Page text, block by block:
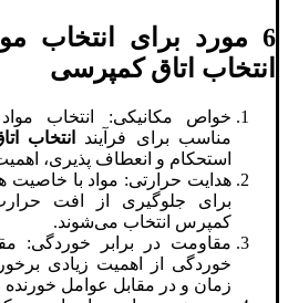
6 مورد برای انتخاب
انتخاب اتاق کمپرسی
خواص مکانیکی: انتخاب
مناسب برای فرآیند
انتخاب
استحکام و انعطاف پذیری،
هدایت حرارتی: مواد با
برای جلوگیری از افت
کمپرس انتخاب می‌شوند.
مقاومت در برابر خوردگی:
خوردگی از اهمیت زیادی
زمان و در مقابل عوامل